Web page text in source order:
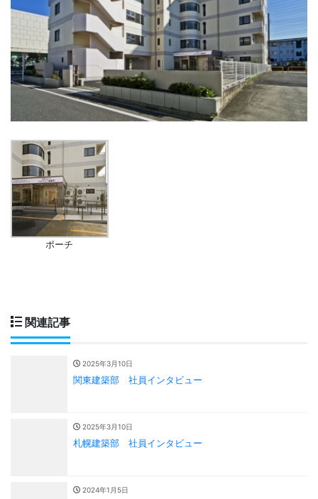
ポーチ
関連記事
2025年3月10日
関東建築部 社員インタビュー
2025年3月10日
札幌建築部 社員インタビュー
2024年1月5日